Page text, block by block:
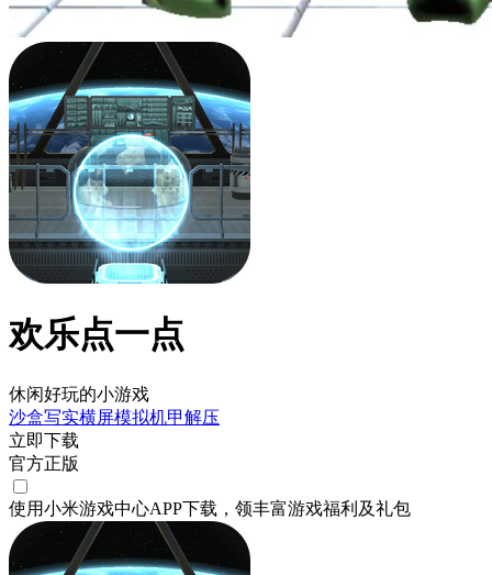
欢乐点一点
休闲好玩的小游戏
沙盒写实横屏模拟机甲解压
立即下载
官方正版
使用小米游戏中心APP下载 ，领丰富游戏福利 及礼包